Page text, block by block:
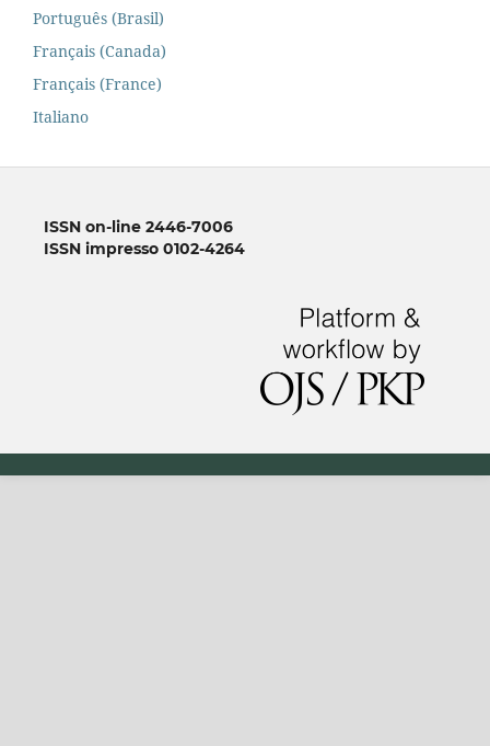
Português (Brasil)
Français (Canada)
Français (France)
Italiano
ISSN on-line 2446-7006
ISSN impresso 0102-4264